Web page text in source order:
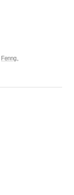
Fenng。